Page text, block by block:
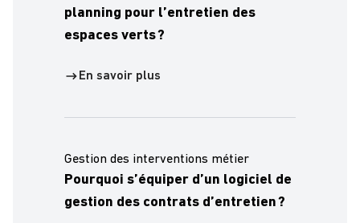
planning pour l’entretien des
espaces verts ?
En savoir plus
Gestion des interventions métier
Pourquoi s’équiper d’un logiciel de
gestion des contrats d’entretien ?